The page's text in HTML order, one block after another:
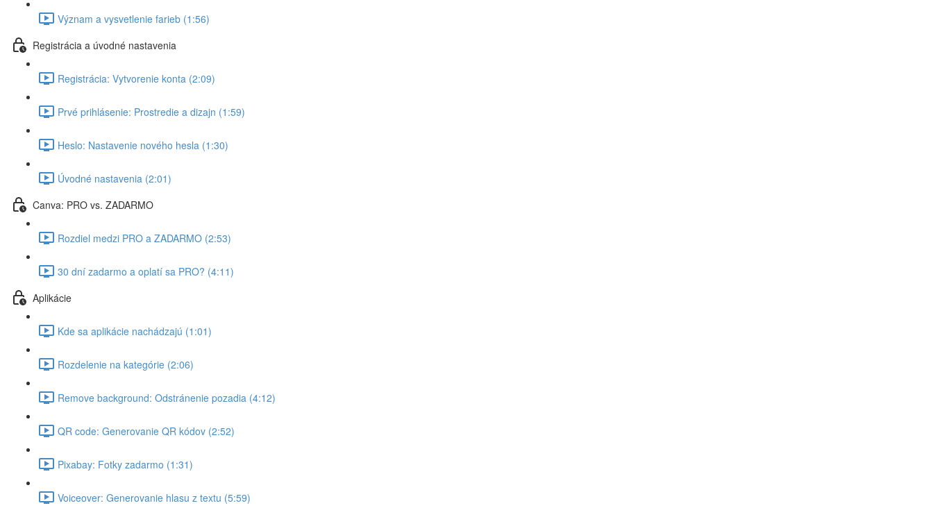
Význam a vysvetlenie farieb (1:56)
Registrácia a úvodné nastavenia
Registrácia: Vytvorenie konta (2:09)
Prvé prihlásenie: Prostredie a dizajn (1:59)
Heslo: Nastavenie nového hesla (1:30)
Úvodné nastavenia (2:01)
Canva: PRO vs. ZADARMO
Rozdiel medzi PRO a ZADARMO (2:53)
30 dní zadarmo a oplatí sa PRO? (4:11)
Aplikácie
Kde sa aplikácie nachádzajú (1:01)
Rozdelenie na kategórie (2:06)
Remove background: Odstránenie pozadia (4:12)
QR code: Generovanie QR kódov (2:52)
Pixabay: Fotky zadarmo (1:31)
Voiceover: Generovanie hlasu z textu (5:59)